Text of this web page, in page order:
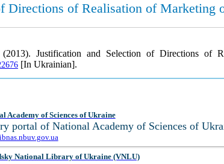
Directions of Realisation of Marketing
Justification and Selection of Directions of
[In Ukrainian].
Academy of Sciences of Ukraine
portal of National Academy of Sciences of
National Library of Ukraine (VNLU)